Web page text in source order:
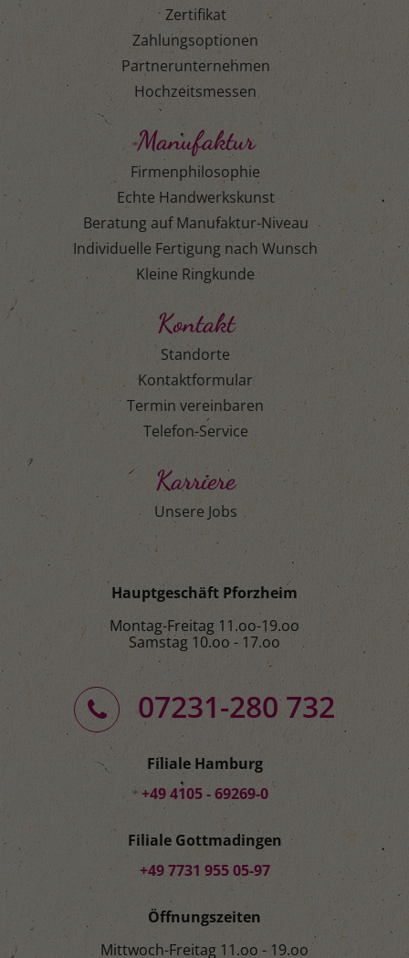
Zertifikat
Zahlungsoptionen
Partnerunternehmen
Hochzeitsmessen
Manufaktur
Firmenphilosophie
Echte Handwerkskunst
Beratung auf Manufaktur-Niveau
Individuelle Fertigung nach Wunsch
Kleine Ringkunde
Kontakt
Standorte
Kontaktformular
Termin vereinbaren
Telefon-Service
Karriere
Unsere Jobs
Hauptgeschäft Pforzheim
Montag-Freitag 11.oo-19.oo
Samstag 10.oo - 17.oo
07231-280 732
Filiale Hamburg
+49 4105 - 69269-0
Filiale Gottmadingen
+49 7731 955 05-97
Öffnungszeiten
Mittwoch-Freitag 11.oo - 19.oo